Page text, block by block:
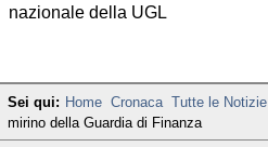
nazionale della UGL
Sei qui: Home Cronaca Tutte le Notizie
mirino della Guardia di Finanza